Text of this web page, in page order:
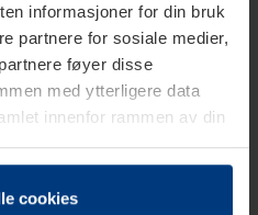
informasjoner for din bruk
partnere for sosiale medier,
føyer disse
med ytterligere data
innenfor rammen av din
på din
nødvendig for drift av
cookies